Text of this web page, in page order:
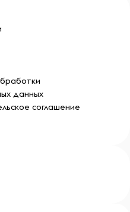
данных
соглашение